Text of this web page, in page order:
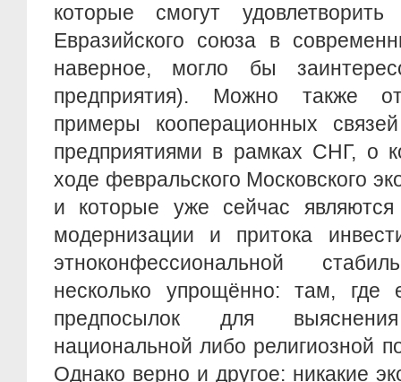
которые смогут
Евразийского союза в
наверное, могло бы
предприятия). Можно также
примеры кооперационных
предприятиями в рамках СНГ, о
ходе февральского Московского
и которые уже сейчас
модернизации и притока
этноконфессиональной
несколько упрощённо: там,
предпосылок для
национальной либо религиозной
Однако верно и другое: никакие